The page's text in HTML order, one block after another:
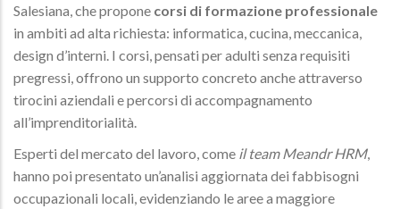
Salesiana, che propone corsi di formazione professionale
in ambiti ad alta richiesta: informatica, cucina, meccanica,
design d’interni. I corsi, pensati per adulti senza requisiti
pregressi, offrono un supporto concreto anche attraverso
tirocini aziendali e percorsi di accompagnamento
all’imprenditorialità.
Esperti del mercato del lavoro, come il team Meandr HRM,
hanno poi presentato un’analisi aggiornata dei fabbisogni
occupazionali locali, evidenziando le aree a maggiore